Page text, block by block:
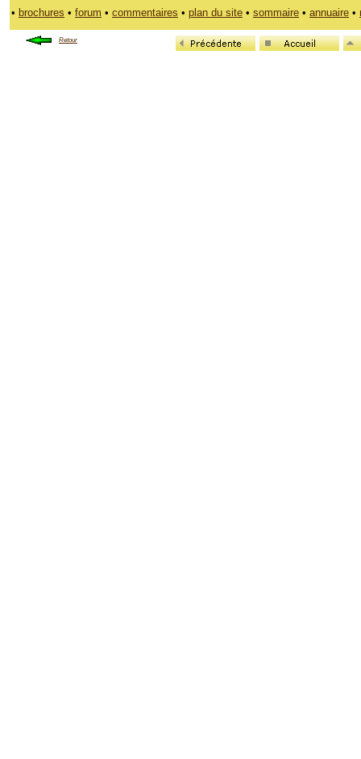
• brochures • forum • commentaires • plan du site • sommaire • annuaire •
Retour